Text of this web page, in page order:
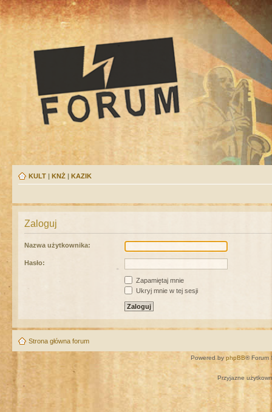
KULT | KNŻ | KAZIK
Zaloguj
Nazwa użytkownika:
Hasło:
Zapamiętaj mnie
Ukryj mnie w tej sesji
Strona główna forum
Powered by phpBB® Forum
Przyjazne